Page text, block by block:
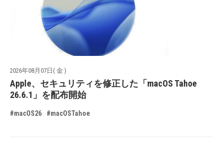
2026年08月07日( 金 )
Apple、セキュリティを修正した「macOS Tahoe
26.6.1」を配布開始
#macOS26 #macOSTahoe